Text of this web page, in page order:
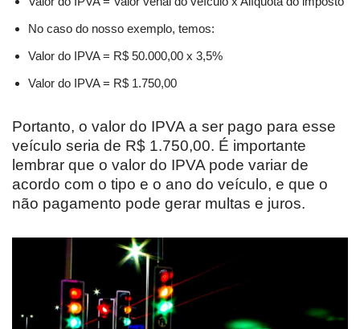
No caso do nosso exemplo, temos:
Valor do IPVA = R$ 50.000,00 x 3,5%
Valor do IPVA = R$ 1.750,00
Portanto, o valor do IPVA a ser pago para esse
veículo seria de R$ 1.750,00. É importante
lembrar que o valor do IPVA pode variar de
acordo com o tipo e o ano do veículo, e que o
não pagamento pode gerar multas e juros.